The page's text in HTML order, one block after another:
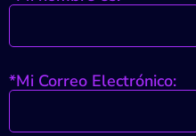
*Mi Correo Electrónico: